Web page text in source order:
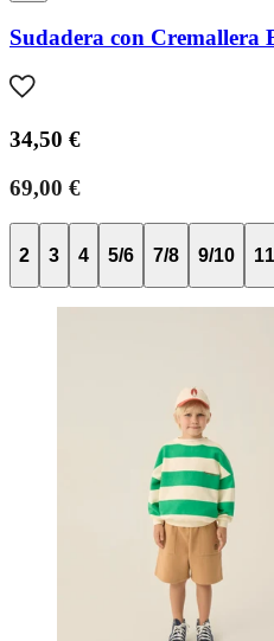
Sudadera con Cremallera
34,50 €
69,00 €
2 3 4 5/6 7/8 9/10